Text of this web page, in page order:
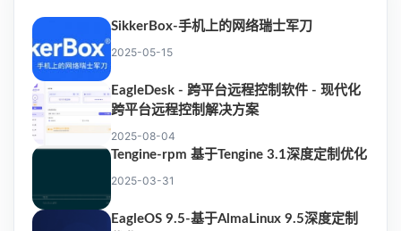
SikkerBox-手机上的网络瑞士军刀
2025-05-15
EagleDesk - 跨平台远程控制软件 - 现代化
跨平台远程控制解决方案
2025-08-04
Tengine-rpm 基于Tengine 3.1深度定制优化
2025-03-31
EagleOS 9.5-基于AlmaLinux 9.5深度定制